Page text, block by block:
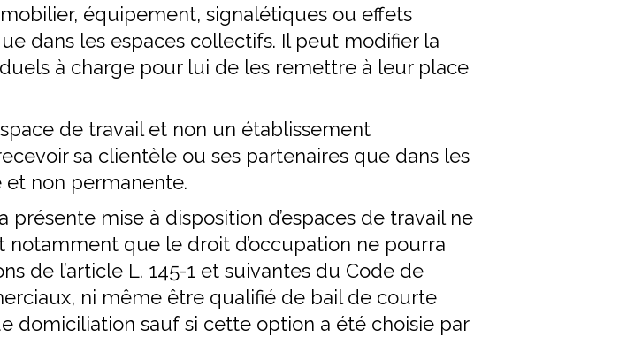
équipement, signalétiques ou effets
dans les espaces collectifs. Il peut modifier la
à charge pour lui de les remettre à leur place
de travail et non un établissement
sa clientèle ou ses partenaires que dans les
et non permanente.
mise à disposition d’espaces de travail ne
que le droit d’occupation ne pourra
de l’article L. 145-1 et suivantes du Code de
ni même être qualifié de bail de courte
domiciliation sauf si cette option a été choisie par